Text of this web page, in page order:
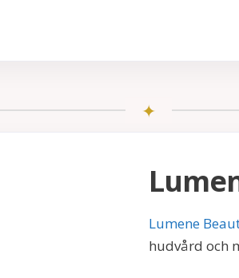
Lumene
hudvård och